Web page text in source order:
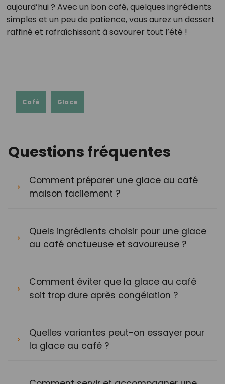
aujourd’hui ? Avec un bon café, quelques ingrédients
simples et un peu de patience, vous aurez un dessert
raffiné et rafraîchissant à savourer tout l’été !
Café Glace
Questions fréquentes
Comment préparer une glace au café
maison facilement ?
Quels ingrédients choisir pour une glace
au café onctueuse et savoureuse ?
Comment éviter que la glace au café
soit trop dure après congélation ?
Quelles variantes peut-on essayer pour
la glace au café ?